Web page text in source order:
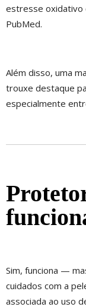
estresse oxidativo
PubMed.
Além disso, uma
trouxe destaque
especialmente
Sim, funciona —
cuidados com a
associada ao uso